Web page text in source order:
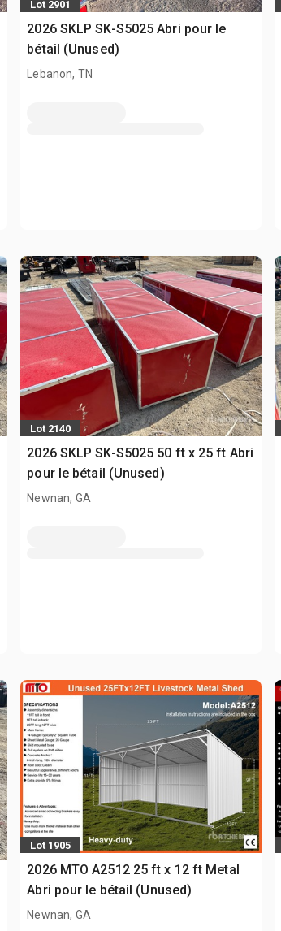
Lot 2901
2026 SKLP SK-S5025 Abri pour le
bétail (Unused)
Lebanon, TN
Lot 2140
2026 SKLP SK-S5025 50 ft x 25 ft Abri
pour le bétail (Unused)
Newnan, GA
Lot 1905
2026 MTO A2512 25 ft x 12 ft Metal
Abri pour le bétail (Unused)
Newnan, GA